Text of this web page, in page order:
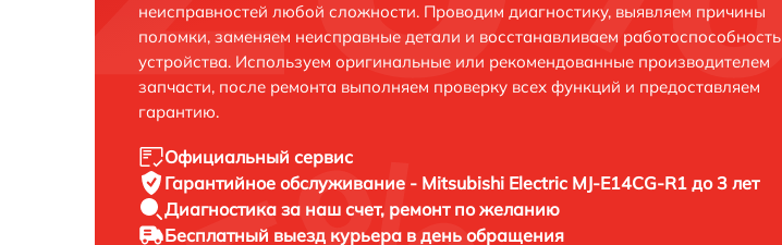
неисправностей любой сложности. Проводим диагностику, выявляем причины
поломки, заменяем неисправные детали и восстанавливаем работоспособность
устройства. Используем оригинальные или рекомендованные производителем
запчасти, после ремонта выполняем проверку всех функций и предоставляем
гарантию.
Официальный сервис
Гарантийное обслуживание - Mitsubishi Electric MJ-E14CG-R1 до 3 лет
Диагностика за наш счет, ремонт по желанию
Бесплатный выезд курьера в день обращения